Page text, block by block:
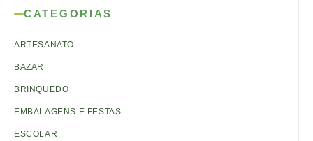
CATEGORIAS
ARTESANATO
BAZAR
BRINQUEDO
EMBALAGENS E FESTAS
ESCOLAR